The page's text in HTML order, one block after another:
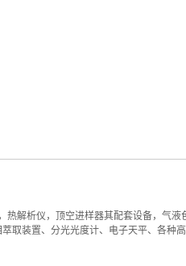
热解析仪，顶空进样器其配套设备，气液
取装置、分光光度计、电子天平、各种